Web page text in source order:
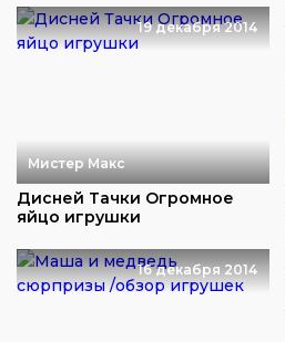
19 декабря 2014
Мистер Макс
Дисней Тачки Огромное
яйцо игрушки
16 декабря 2014